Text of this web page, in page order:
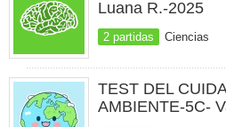
Luana R.-2025
2 partidas Ciencias
TEST DEL
AMBIENTE-5C-